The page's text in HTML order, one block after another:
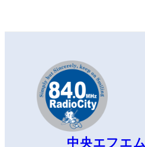
中央エフエ